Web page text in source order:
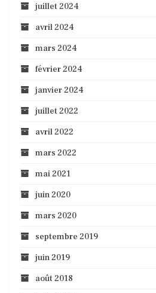
juillet 2024
avril 2024
mars 2024
février 2024
janvier 2024
juillet 2022
avril 2022
mars 2022
mai 2021
juin 2020
mars 2020
septembre 2019
juin 2019
août 2018